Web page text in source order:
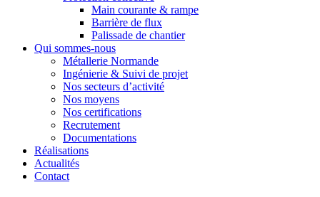
Main courante & rampe
Barrière de flux
Palissade de chantier
Qui sommes-nous
Métallerie Normande
Ingénierie & Suivi de projet
Nos secteurs d’activité
Nos moyens
Nos certifications
Recrutement
Documentations
Réalisations
Actualités
Contact